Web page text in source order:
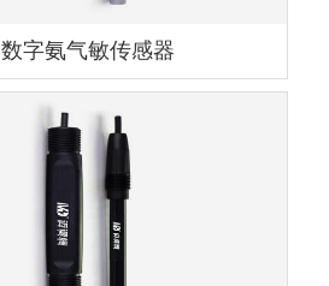
数字氨气敏传感器